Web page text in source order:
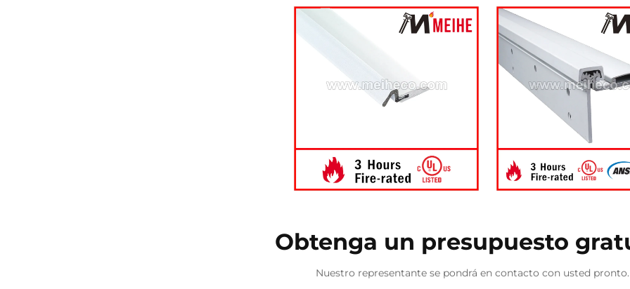
Obtenga un presupuesto
Nuestro representante se pondrá en contacto con usted pronto.